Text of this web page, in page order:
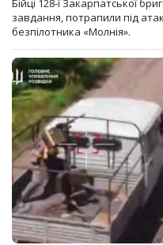
Бійці 128-ї Закарпатської
завдання, потрапили під
безпілотника «Молнія».